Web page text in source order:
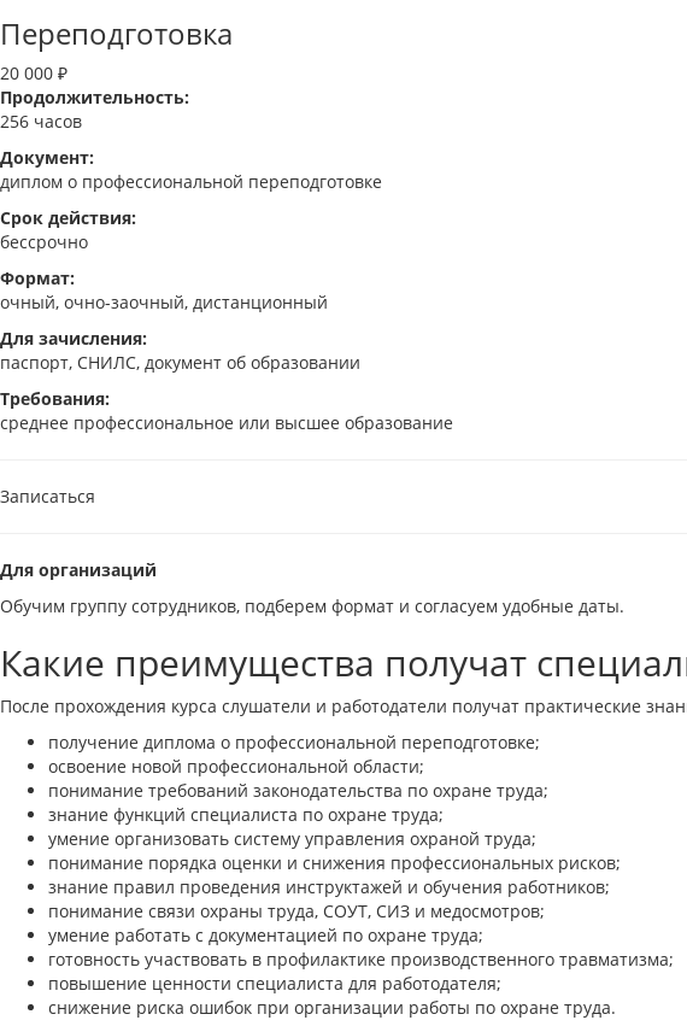
Переподготовка
20 000 ₽
Продолжительность:
256 часов
Документ:
диплом о профессиональной переподготовке
Срок действия:
бессрочно
Формат:
очный, очно-заочный, дистанционный
Для зачисления:
паспорт, СНИЛС, документ об образовании
Требования:
среднее профессиональное или высшее образование
Записаться
Для организаций
Обучим группу сотрудников, подберем формат и согласуем удобные даты.
Какие преимущества получат
После прохождения курса слушатели и работодатели получат практические
получение диплома о профессиональной переподготовке;
освоение новой профессиональной области;
понимание требований законодательства по охране труда;
знание функций специалиста по охране труда;
умение организовать систему управления охраной труда;
понимание порядка оценки и снижения профессиональных рисков;
знание правил проведения инструктажей и обучения работников;
понимание связи охраны труда, СОУТ, СИЗ и медосмотров;
умение работать с документацией по охране труда;
готовность участвовать в профилактике производственного травматизма;
повышение ценности специалиста для работодателя;
снижение риска ошибок при организации работы по охране труда.